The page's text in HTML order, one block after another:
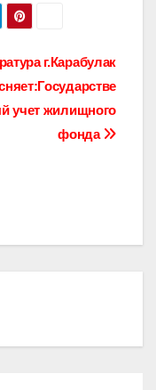
г.Карабулак
учет жилищного
фонда